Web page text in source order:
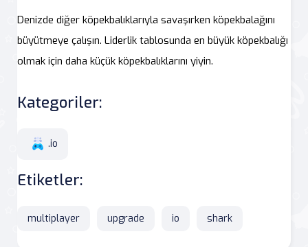
Denizde diğer köpekbalıklarıyla savaşırken köpekbalağını
büyütmeye çalışın. Liderlik tablosunda en büyük köpekbalığı
olmak için daha küçük köpekbalıklarını yiyin.
Kategoriler:
.io
Etiketler:
multiplayer upgrade io shark